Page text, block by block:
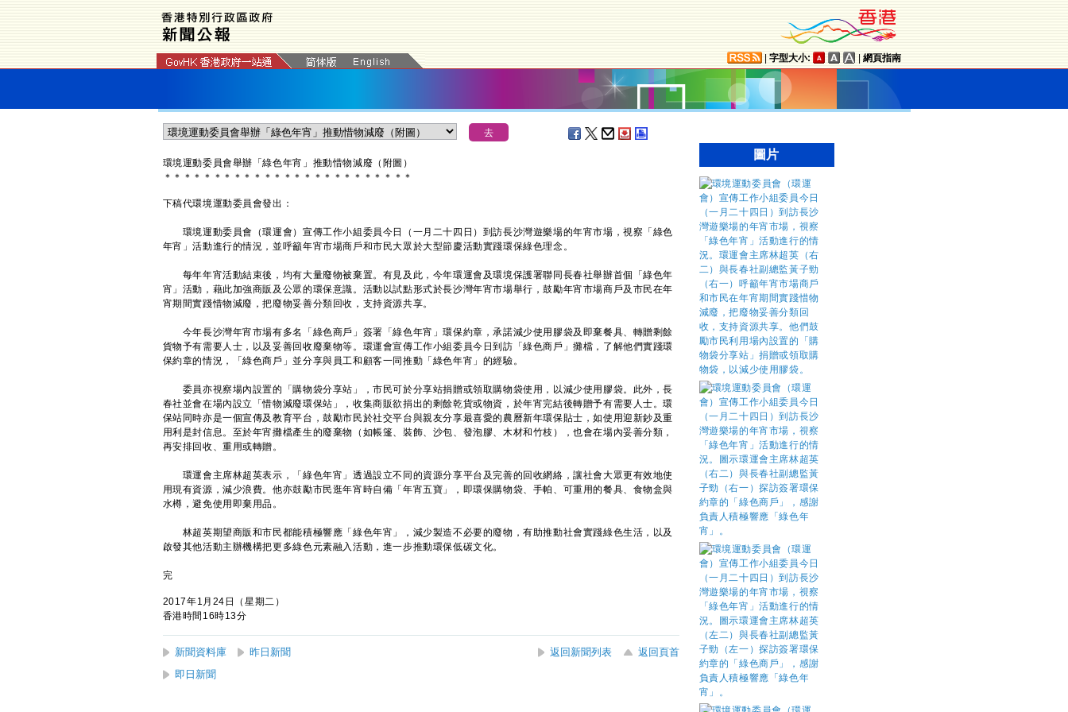
字型大小: 網頁指南
環境運動委員會舉辦「綠色年宵」推動惜物減廢（附圖）
＊ ＊ ＊ ＊ ＊ ＊ ＊ ＊ ＊ ＊ ＊ ＊ ＊ ＊ ＊ ＊ ＊ ＊ ＊ ＊ ＊ ＊ ＊ ＊ ＊
下稿代環境運動委員會發出：
環境運動委員會（環運會）宣傳工作小組委員今日（一月二十四日）到訪長沙灣遊樂場的年宵市場，視察「綠色
年宵」活動進行的情況，並呼籲年宵市場商戶和市民大眾於大型節慶活動實踐環保綠色理念。
每年年宵活動結束後，均有大量廢物被棄置。有見及此，今年環運會及環境保護署聯同長春社舉辦首個「綠色年
宵」活動，藉此加強商販及公眾的環保意識。活動以試點形式於長沙灣年宵市場舉行，鼓勵年宵市場商戶及市民在年
宵期間實踐惜物減廢，把廢物妥善分類回收，支持資源共享。
今年長沙灣年宵市場有多名「綠色商戶」簽署「綠色年宵」環保約章，承諾減少使用膠袋及即棄餐具、轉贈剩餘
貨物予有需要人士，以及妥善回收廢棄物等。環運會宣傳工作小組委員今日到訪「綠色商戶」攤檔，了解他們實踐環
保約章的情況，「綠色商戶」並分享與員工和顧客一同推動「綠色年宵」的經驗。
委員亦視察場內設置的「購物袋分享站」，市民可於分享站捐贈或領取購物袋使用，以減少使用膠袋。此外，長
春社並會在場內設立「惜物減廢環保站」，收集商販欲捐出的剩餘乾貨或物資，於年宵完結後轉贈予有需要人士。環
保站同時亦是一個宣傳及教育平台，鼓勵市民於社交平台與親友分享最喜愛的農曆新年環保貼士，如使用迎新鈔及重
用利是封信息。至於年宵攤檔產生的廢棄物（如帳篷、裝飾、沙包、發泡膠、木材和竹枝），也會在場內妥善分類，
再安排回收、重用或轉贈。
環運會主席林超英表示，「綠色年宵」透過設立不同的資源分享平台及完善的回收網絡，讓社會大眾更有效地使
用現有資源，減少浪費。他亦鼓勵市民逛年宵時自備「年宵五寶」，即環保購物袋、手帕、可重用的餐具、食物盒與
水樽，避免使用即棄用品。
林超英期望商販和市民都能積極響應「綠色年宵」，減少製造不必要的廢物，有助推動社會實踐綠色生活，以及
啟發其他活動主辦機構把更多綠色元素融入活動，進一步推動環保低碳文化。
完
2017年1月24日（星期二）
香港時間16時13分
新聞資料庫 昨日新聞 返回新聞列表
返回頁首
即日新聞
圖片